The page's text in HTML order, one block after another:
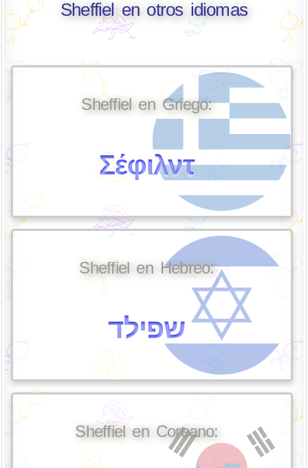
Sheffiel en otros idiomas
Sheffiel en Griego:
Σέφιλντ
Sheffiel en Hebreo:
שפילד
Sheffiel en Coreano: